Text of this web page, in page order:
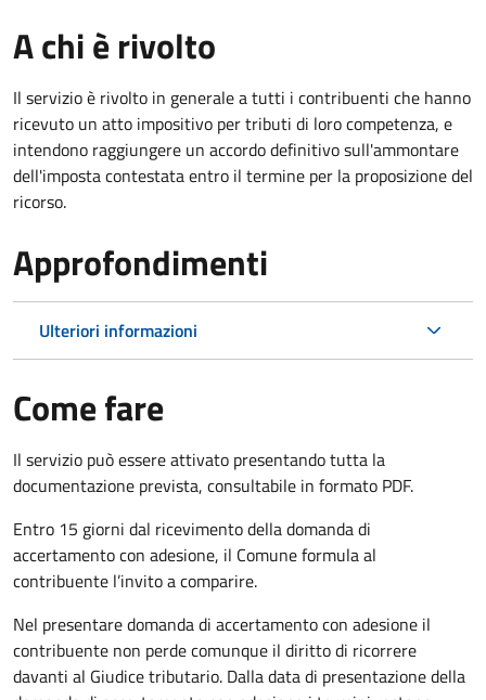
A chi è rivolto
Il servizioè rivolto in generale a tutti i contribuenti che hanno
ricevuto un atto impositivo per tributi di loro competenza, e
intendono raggiungere un accordo definitivo sull'ammontare
dell'imposta contestata entro il termine per la proposizione del
ricorso.
Approfondimenti
Ulteriori informazioni
Come fare
Il servizio può essere attivato presentando tutta la
documentazione prevista, consultabile in formato PDF.
Entro 15 giorni dal ricevimento della domanda di
accertamento con adesione, il Comune formula al
contribuente l’invito a comparire.
Nel presentare domanda di accertamento con adesione il
contribuente non perde comunque il diritto di ricorrere
davanti al Giudice tributario. Dalla data di presentazione della